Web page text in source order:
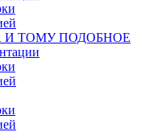
ТОМУ ПОДОБНОЕ